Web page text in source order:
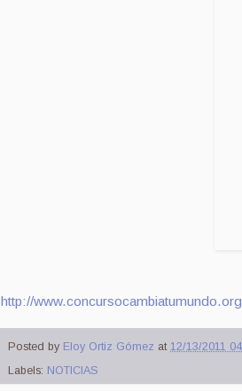
http://
Posted by Eloy Ortiz Gómez at 12/13/2011
Labels: NOTICIAS